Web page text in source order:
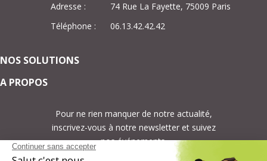
Adresse :
74 Rue La Fayette, 75009 Paris
Téléphone :
06.13.42.42.42
NOS SOLUTIONS
A PROPOS
Pour ne rien manquer de notre actualité,
inscrivez-vous à notre newsletter et suivez
nos événements.